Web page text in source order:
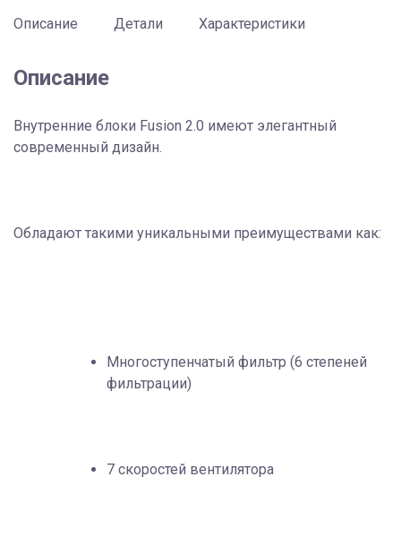
Описание Детали Характеристики
Описание
Внутренние блоки Fusion 2.0 имеют элегантный
современный дизайн.
Обладают такими уникальными преимуществами как:
Многоступенчатый фильтр (6 степеней
фильтрации)
7 скоростей вентилятора